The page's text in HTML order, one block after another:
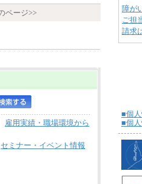
変更なし
～(※4)、168,000円
、栃木県、群馬県、長
県、石川県、岡山県、広
県、福岡県
、島根県、愛媛県、高
島県、山形県
ページ>>
雇用実績・職場環境から
セミナー・イベント情報
障が
ご担
請求
■個
■個